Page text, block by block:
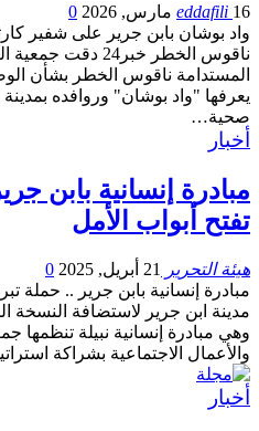
eddafili 16 مارس, 2026
0
واد بوشان بابن جرير على شفير
ناقوس الخطر خبر24
المستدامة ناقوس الخطر بشأن
يعرفها "واد بوشان" وروافده
صحية…
أخبار
مبادرة إنسانية بابن
تفتح أبواب الأمل
هيئة التحرير 21 أبريل, 2025
0
مبادرة إنسانية بابن جرير .. حملة
مدينة ابن جرير لاستضافة النسخة
وهي مبادرة إنسانية نبيلة تنظمها
والأعمال الاجتماعية بشراكة
أخبار